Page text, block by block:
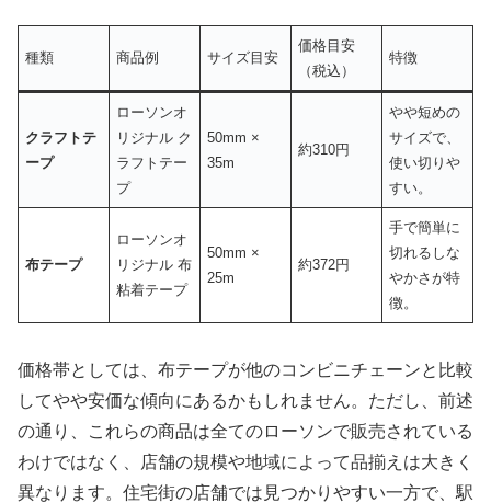
種類 商品例 サイズ目安
価格目安
（税込）
特徴
クラフトテ
ープ
ローソンオ
リジナル ク
ラフトテー
プ
50mm ×
35m
約310円
やや短めの
サイズで、
使い切りや
すい。
布テープ
ローソンオ
リジナル 布
粘着テープ
50mm ×
25m
約372円
手で簡単に
切れるしな
やかさが特
徴。
価格帯としては、布テープが他のコンビニチェーンと比較
してやや安価な傾向にあるかもしれません。ただし、前述
の通り、これらの商品は全てのローソンで販売されている
わけではなく、店舗の規模や地域によって品揃えは大きく
異なります。住宅街の店舗では見つかりやすい一方で、駅